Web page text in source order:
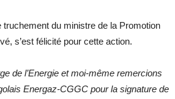
truchement du ministre de la Promotion
s’est félicité pour cette action.
de l’Energie et moi-même remercions
Energaz-CGGC pour la signature de